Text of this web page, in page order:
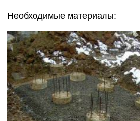
Необходимые материалы: